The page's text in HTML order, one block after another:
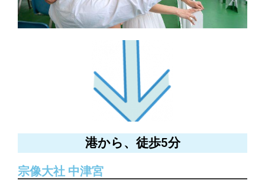
港から、徒歩5分
宗像大社 中津宮